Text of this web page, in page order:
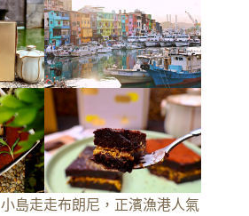
島走走布朗尼，正濱漁港人氣